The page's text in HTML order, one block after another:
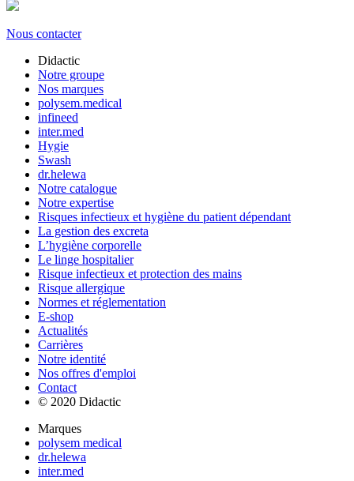
Nous contacter
Didactic
Notre groupe
Nos marques
polysem.medical
infineed
inter.med
Hygie
Swash
dr.helewa
Notre catalogue
Notre expertise
Risques infectieux et hygiène du patient dépendant
La gestion des excreta
L’hygiène corporelle
Le linge hospitalier
Risque infectieux et protection des mains
Risque allergique
Normes et réglementation
E-shop
Actualités
Carrières
Notre identité
Nos offres d'emploi
Contact
© 2020 Didactic
Marques
polysem medical
dr.helewa
inter.med